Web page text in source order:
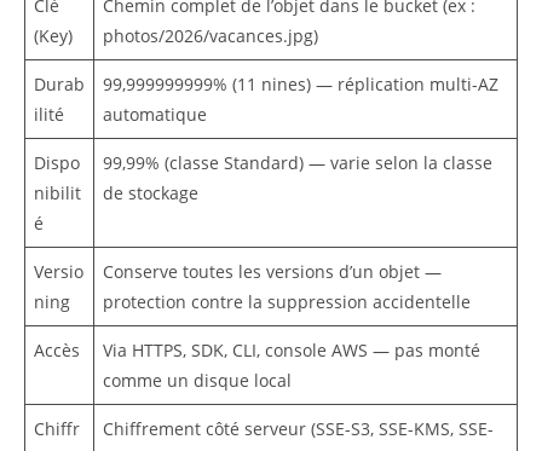
Clé
(Key)
Chemin complet de l’objet dans le bucket (ex :
photos/2026/vacances.jpg)
Durab
ilité
99,999999999% (11 nines) — réplication multi-AZ
automatique
Dispo
nibilit
é
99,99% (classe Standard) — varie selon la classe
de stockage
Versio
ning
Conserve toutes les versions d’un objet —
protection contre la suppression accidentelle
Accès
Via HTTPS, SDK, CLI, console AWS — pas monté
comme un disque local
Chiffr
Chiffrement côté serveur (SSE-S3, SSE-KMS, SSE-